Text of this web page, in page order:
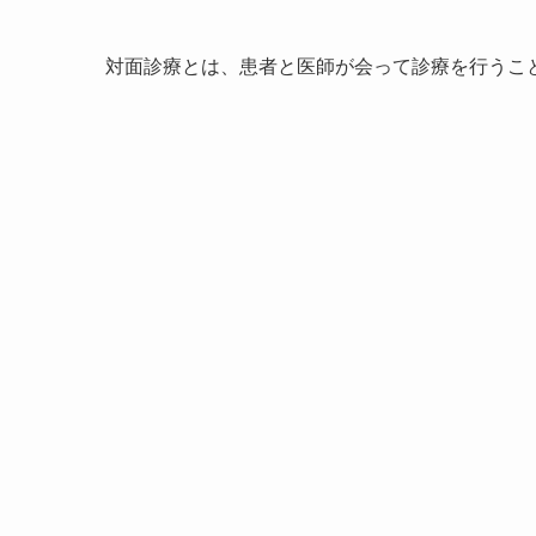
対面診療とは、患者と医師が会って診療を行うこ